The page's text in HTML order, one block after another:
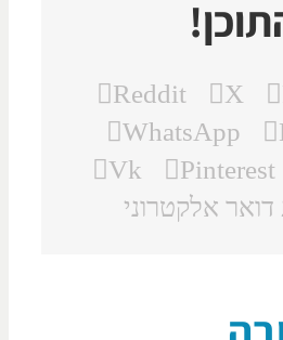
Reddit
Vk
אלקטרוני